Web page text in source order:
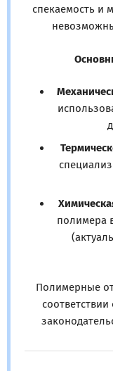
спекаемость и
полимера
Полимерные